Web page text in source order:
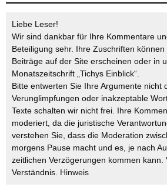
Liebe Leser!
Wir sind dankbar für Ihre Kommentare
Beteiligung sehr. Ihre Zuschriften
Beiträge auf der Site erscheinen oder in
Monatszeitschrift „Tichys Einblick“.
Bitte entwerten Sie Ihre Argumente nicht
Verunglimpfungen oder inakzeptable
Texte schalten wir nicht frei. Ihre
moderiert, da die juristische
verstehen Sie, dass die Moderation
morgens Pause macht und es, je nach
zeitlichen Verzögerungen kommen kann.
Verständnis. Hinweis